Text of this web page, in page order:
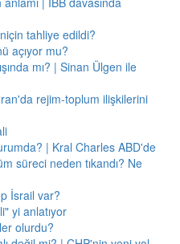
tahliye edildi?
açıyor mu?
mı? | Sinan Ülgen ile
rejim-toplum ilişkilerini
| Kral Charles ABD'de
süreci neden tıkandı? Ne
İsrail var?
yi anlatıyor
olurdu?